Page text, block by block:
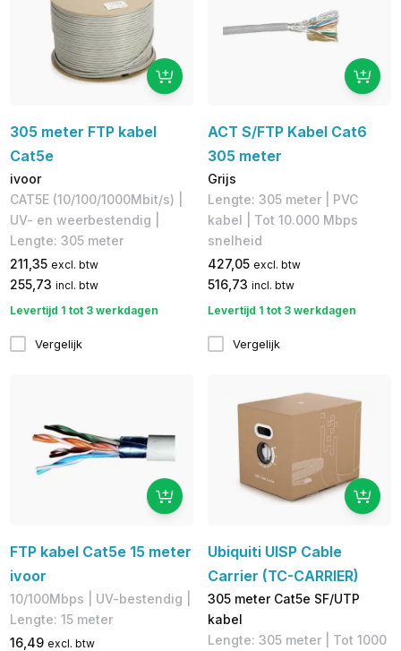
305 meter FTP kabel
Cat5e
ivoor
CAT5E (10/100/1000Mbit/s) |
UV- en weerbestendig |
Lengte: 305 meter
211,35 excl. btw
255,73 incl. btw
Levertijd 1 tot 3 werkdagen
Vergelijk
ACT S/FTP Kabel Cat6
305 meter
Grijs
Lengte: 305 meter | PVC
kabel | Tot 10.000 Mbps
snelheid
427,05 excl. btw
516,73 incl. btw
Levertijd 1 tot 3 werkdagen
Vergelijk
FTP kabel Cat5e 15 meter
ivoor
10/100Mbps | UV-bestendig |
Lengte: 15 meter
16,49 excl. btw
Ubiquiti UISP Cable
Carrier (TC-CARRIER)
305 meter Cat5e SF/UTP
kabel
Lengte: 305 meter​ | Tot 1000